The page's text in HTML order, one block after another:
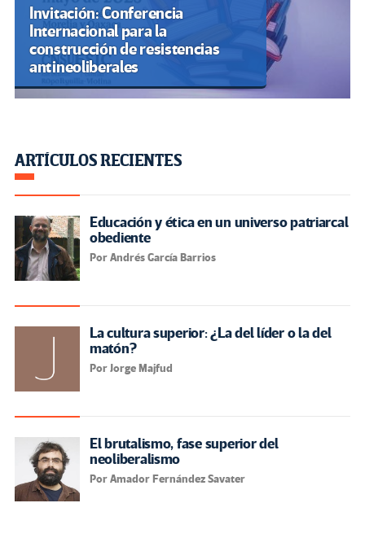
Invitación: Conferencia
Internacional para la
construcción de resistencias
antineoliberales
ARTÍCULOS RECIENTES
Educación y ética en un universo patriarcal
obediente
Por Andrés García Barrios
La cultura superior: ¿La del líder o la del
matón?
Por Jorge Majfud
El brutalismo, fase superior del
neoliberalismo
Por Amador Fernández Savater